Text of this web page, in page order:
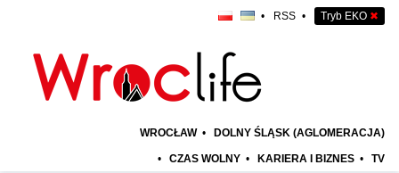
• RSS • Tryb EKO ✖
WROCŁAW • DOLNY ŚLĄSK (AGLOMERACJA)
• CZAS WOLNY • KARIERA I BIZNES • TV